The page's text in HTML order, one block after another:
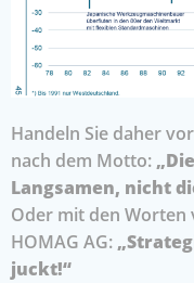
Handeln Sie daher
nach dem Motto:
Langsamen, nicht
Oder mit den Worten
HOMAG AG:
juckt!“